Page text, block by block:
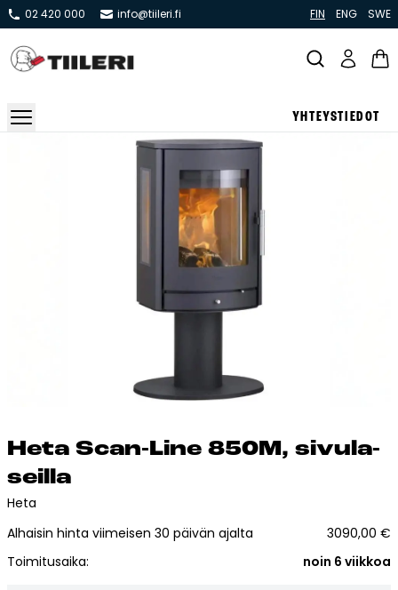
02 420 000 info@tiileri.fi FIN ENG SWE
YHTEYSTIEDOT
Takat ja tulisijat
Pönttö -ja kaakeliuunit
Kiertoilmatakat ja kamiinat
Kotikäynti
Tiilet ja tiililaatat
Julkisivutiilet
He­ta Scan-Li­ne 850M, si­vu­la­
seil­la
Heta
Alhaisin hinta viimeisen 30 päivän ajalta
3090,00 €
Toimitusaika:
noin 6 viikkoa